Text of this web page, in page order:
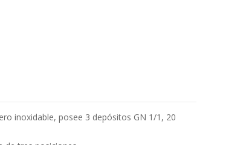
inoxidable, posee 3 depósitos GN 1/1, 20